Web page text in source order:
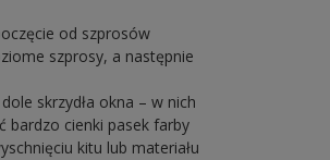
od szprosów
szprosy, a następnie
skrzydła okna – w nich
bardzo cienki pasek farby
kitu lub materiału